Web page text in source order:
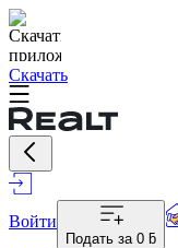
Скачать
Войти
Подать за 0 ƃ